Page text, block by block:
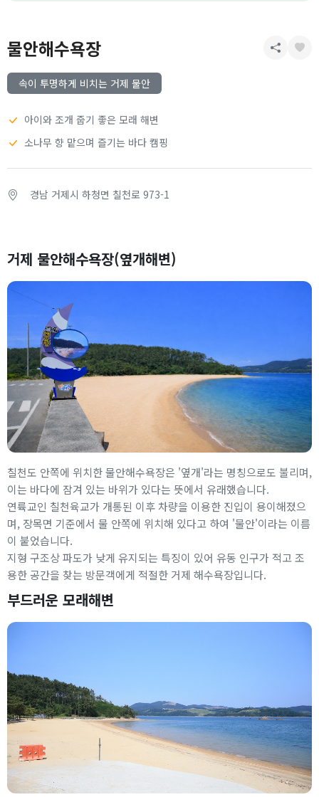
거제 물안해수욕장(옆개해변)
칠천도 안쪽에 위치한 물안해수욕장은 '옆개'라는 명칭으로도 불리며,
이는 바다에 잠겨 있는 바위가 있다는 뜻에서 유래했습니다.
연륙교인 칠천육교가 개통된 이후 차량을 이용한 진입이 용이해졌으
며, 장목면 기준에서 물 안쪽에 위치해 있다고 하여 '물안'이라는 이름
이 붙었습니다.
지형 구조상 파도가 낮게 유지되는 특징이 있어 유동 인구가 적고 조
용한 공간을 찾는 방문객에게 적절한 거제 해수욕장입니다.
부드러운 모래해변
물안해수욕장
속이 투명하게 비치는 거제 물안
아이와 조개 줍기 좋은 모래 해변
소나무 향 맡으며 즐기는 바다 캠핑
경남 거제시 하청면 칠천로 973-1